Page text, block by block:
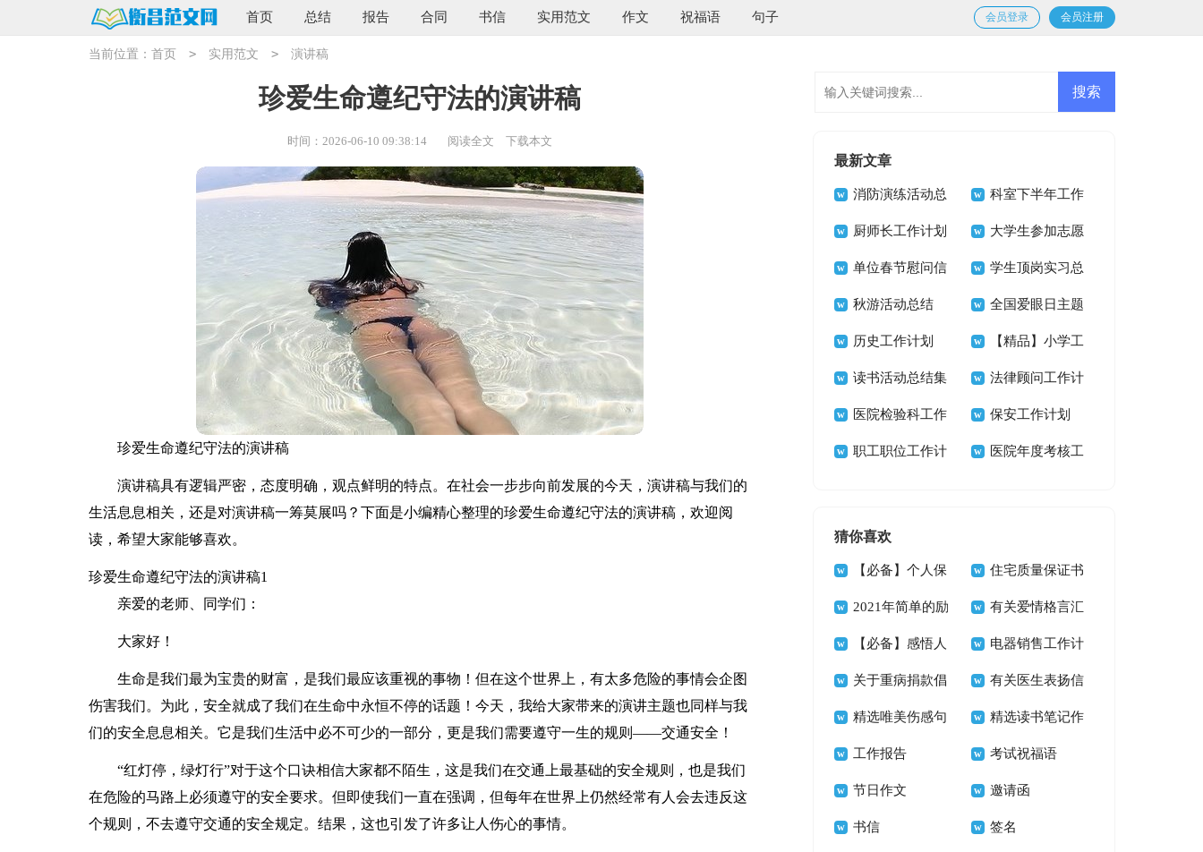
首页 总结 报告 合同 书信 实用范文 作文 祝福语 句子 会员登录 会员注册
当前位置： 首页 > 实用范文 > 演讲稿
珍爱生命遵纪守法的演讲稿
时间：2026-06-10 09:38:14 阅读全文 下载本文
珍爱生命遵纪守法的演讲稿
演讲稿具有逻辑严密，态度明确，观点鲜明的特点。在社会一步步向前发展的今天，演讲稿与我们的
生活息息相关，还是对演讲稿一筹莫展吗？下面是小编精心整理的珍爱生命遵纪守法的演讲稿，欢迎阅
读，希望大家能够喜欢。
珍爱生命遵纪守法的演讲稿1
亲爱的老师、同学们：
大家好！
生命是我们最为宝贵的财富，是我们最应该重视的事物！但在这个世界上，有太多危险的事情会企图
伤害我们。为此，安全就成了我们在生命中永恒不停的话题！今天，我给大家带来的演讲主题也同样与我
们的安全息息相关。它是我们生活中必不可少的一部分，更是我们需要遵守一生的规则——交通安全！
“红灯停，绿灯行”对于这个口诀相信大家都不陌生，这是我们在交通上最基础的安全规则，也是我们
在危险的马路上必须遵守的安全要求。但即使我们一直在强调，但每年在世界上仍然经常有人会去违反这
个规则，不去遵守交通的安全规定。结果，这也引发了许多让人伤心的事情。
最新文章
消防演练活动总
结(15篇)
科室下半年工作
计划
厨师长工作计划 大学生参加志愿
者活动总结
单位春节慰问信 学生顶岗实习总
结15篇
秋游活动总结 全国爱眼日主题
活动总结
历史工作计划 【精品】小学工
作计划模板9篇
读书活动总结集
锦15篇
法律顾问工作计
划
医院检验科工作
计划15篇
保安工作计划
职工职位工作计 医院年度考核工
猜你喜欢
【必备】个人保
证书三篇
住宅质量保证书
九篇
2021年简单的励
志座右铭锦集67句
有关爱情格言汇
总74句
【必备】感悟人
生的格言合集60句
电器销售工作计
划
关于重病捐款倡
议书集锦6篇
有关医生表扬信
四篇
精选唯美伤感句
子45条
精选读书笔记作
文三篇
工作报告 考试祝福语
节日作文 邀请函
书信 签名